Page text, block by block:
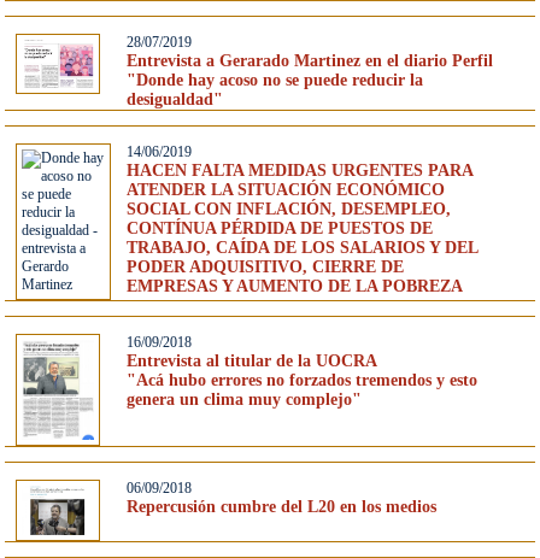
28/07/2019
Entrevista a Gerarado Martinez en el diario Perfil
"Donde hay acoso no se puede reducir la
desigualdad"
14/06/2019
HACEN FALTA MEDIDAS URGENTES PARA
ATENDER LA SITUACIÓN ECONÓMICO
SOCIAL CON INFLACIÓN, DESEMPLEO,
CONTÍNUA PÉRDIDA DE PUESTOS DE
TRABAJO, CAÍDA DE LOS SALARIOS Y DEL
PODER ADQUISITIVO, CIERRE DE
EMPRESAS Y AUMENTO DE LA POBREZA
16/09/2018
Entrevista al titular de la UOCRA
"Acá hubo errores no forzados tremendos y esto
genera un clima muy complejo"
06/09/2018
Repercusión cumbre del L20 en los medios